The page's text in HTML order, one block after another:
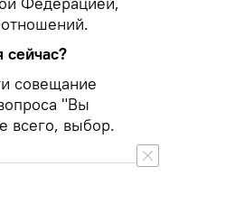
сейчас?
совещание
"Вы
всего, выбор.